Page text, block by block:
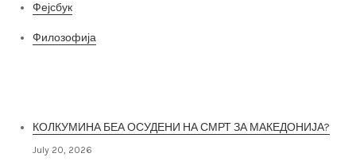
Фејсбук
Филозофија
КОЛКУМИНА БЕА ОСУДЕНИ НА СМРТ ЗА МАКЕДОНИЈА?
July 20, 2026